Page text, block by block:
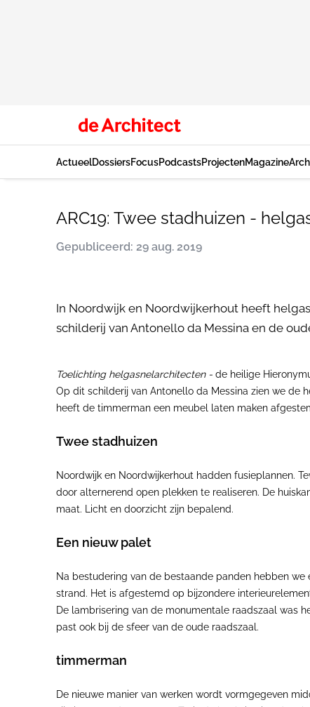
ActueelDossiersFocusPodcastsProjectenMagazine
ARC19: Twee stadhuizen -
Gepubliceerd: 29 aug. 2019
In Noordwijk en Noordwijkerhout heeft
schilderij van Antonello da Messina en de
Toelichting helgasnelarchitecten - de heilige
Op dit schilderij van Antonello da Messina zien we de
heeft de timmerman een meubel laten maken
Twee stadhuizen
Noordwijk en Noordwijkerhout hadden fusieplannen.
door alternerend open plekken te realiseren. De
maat. Licht en doorzicht zijn bepalend.
Een nieuw palet
Na bestudering van de bestaande panden hebben
strand. Het is afgestemd op bijzondere
De lambrisering van de monumentale raadszaal was
past ook bij de sfeer van de oude raadszaal.
timmerman
De nieuwe manier van werken wordt vormgegeven